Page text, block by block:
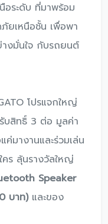
อระดับ ที่มาพร้อม
ภัยเหนือชั้น เพื่อพา
งมั่นใจ กับรถยนต์
โปรแจกใหญ่
บสิทธิ์ 3 ต่อ มูลค่า
มางานและร่วมเล่น
คร ลุ้นรางวัลใหญ่
Speaker
บาท)และของ